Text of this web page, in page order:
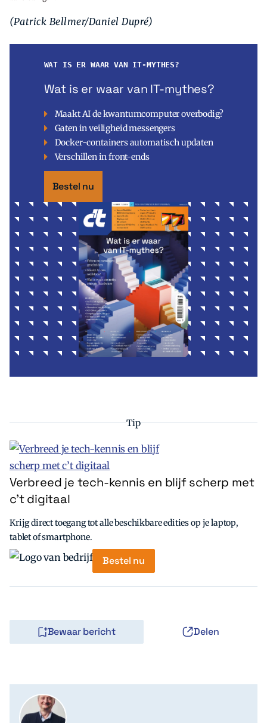
(Patrick Bellmer/Daniel Dupré)
WAT IS ER WAAR VAN IT-MYTHES?
Wat is er waar van IT-mythes?
Maakt AI de kwantumcomputer overbodig?
Gaten in veiligheid messengers
Docker-containers automatisch updaten
Verschillen in front-ends
Bestel nu
Tip
Verbreed je tech-kennis en blijf scherp met
c’t digitaal
Krijg direct toegang tot alle beschikbare edities op je laptop,
tablet of smartphone.
Bestel nu
Bewaar bericht Delen